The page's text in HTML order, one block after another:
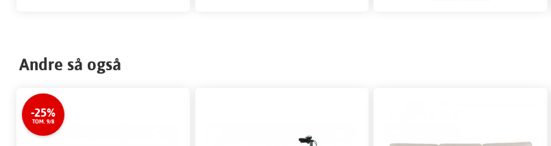
Andre så også
-25%
TOM. 9/8